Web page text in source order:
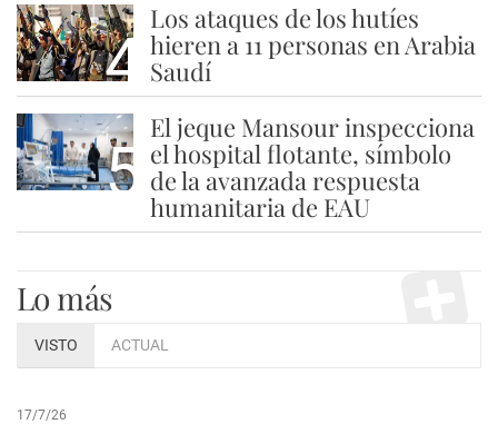
4
Los ataques de los hutíes
hieren a 11 personas en Arabia
Saudí
5
El jeque Mansour inspecciona
el hospital flotante, símbolo
de la avanzada respuesta
humanitaria de EAU
Lo más
VISTO ACTUAL
17/7/26